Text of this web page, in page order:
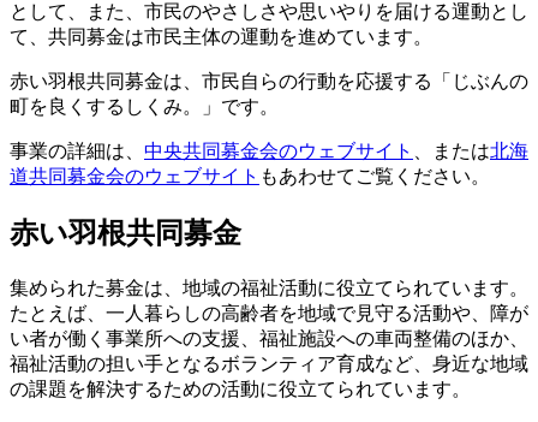
として、また、市民のやさしさや思いやりを届ける運動とし
て、共同募金は市民主体の運動を進めています。
赤い羽根共同募金は、市民自らの行動を応援する「じぶんの
町を良くするしくみ。」です。
事業の詳細は、 中央共同募金会のウェブサイト 、または北海
道共同募金会のウェブサイト もあわせてご覧ください。
赤い羽根共同募金
集められた募金は、地域の福祉活動に役立てられています。
たとえば、一人暮らしの高齢者を地域で見守る活動や、障が
い者が働く事業所への支援、福祉施設への車両整備のほか、
福祉活動の担い手となるボランティア育成など、身近な地域
の課題を解決するための活動に役立てられています。